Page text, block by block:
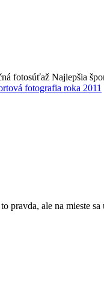
fotosúťaž Najlepšia
fotografia roka 2011
ale na mieste